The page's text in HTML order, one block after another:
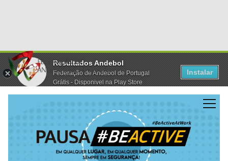
Resultados Andebol
Federação de Andebol de Portugal
Grátis - Disponivel na Play Store
Instalar